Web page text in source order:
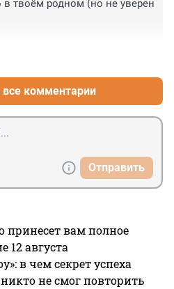
в твоём родном (но не уверен
все комментарии
Отправить
принесет вам полное
12 августа
в чем секрет успеха
не смог повторить